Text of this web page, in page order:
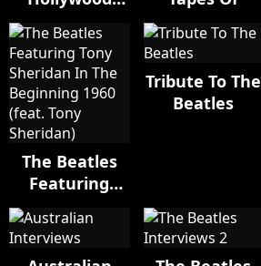
The Beatles
Featuring
Tony Sheridan
In The
Beginning
Tribute To The
Beatles